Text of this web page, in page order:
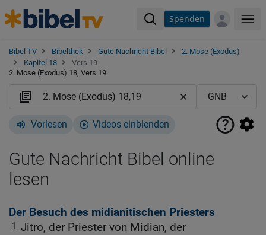
Spenden
Bibel TV Bibelthek Gute Nachricht Bibel
2. Mose (Exodus)
Kapitel 18
Vers 19
2. Mose (Exodus) 18, Vers 19
Vorlesen Videos einblenden
Gute Nachricht Bibel online
lesen
Der Besuch des midianitischen Priesters
1 Jitro, der Priester von Midian, der